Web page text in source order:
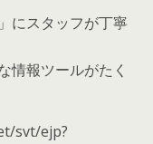
にスタッフが丁寧
情報ツールがたく
svt/ejp?